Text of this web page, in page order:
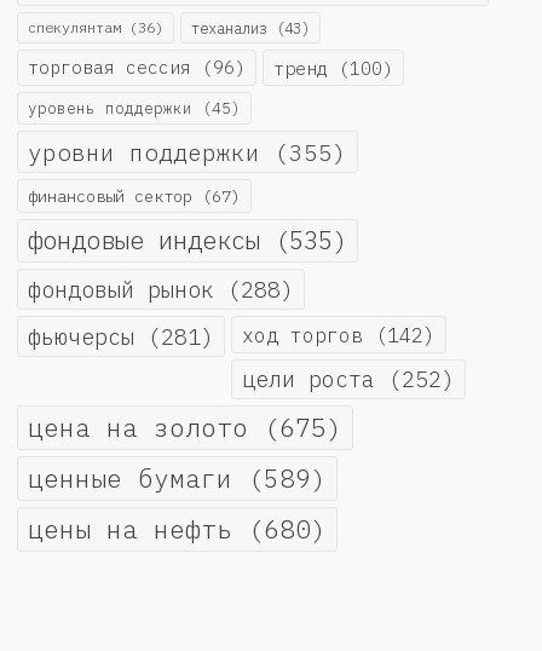
спекулянтам (36) теханализ (43)
торговая сессия (96) тренд (100)
уровень поддержки (45)
уровни поддержки (355)
финансовый сектор (67)
фондовые индексы (535)
фондовый рынок (288)
фьючерсы (281) ход торгов (142)
цели роста (252)
цена на золото (675)
ценные бумаги (589)
цены на нефть (680)